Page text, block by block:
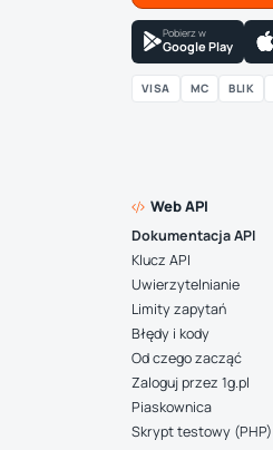
Pobierz w
Google Play
VISA MC BLIK
Web API
Dokumentacja API
Klucz API
Uwierzytelnianie
Limity zapytań
Błędy i kody
Od czego zacząć
Zaloguj przez 1g.pl
Piaskownica
Skrypt testowy (PHP)